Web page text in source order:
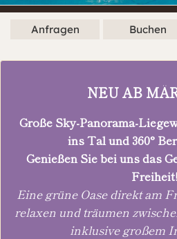
Anfragen Buchen
NEU AB
Große Sky-Panorama-
ins Tal und 360°
Genießen Sie bei uns das
Freiheit!
Eine grüne Oase direkt am
relaxen und träumen
inklusive großem